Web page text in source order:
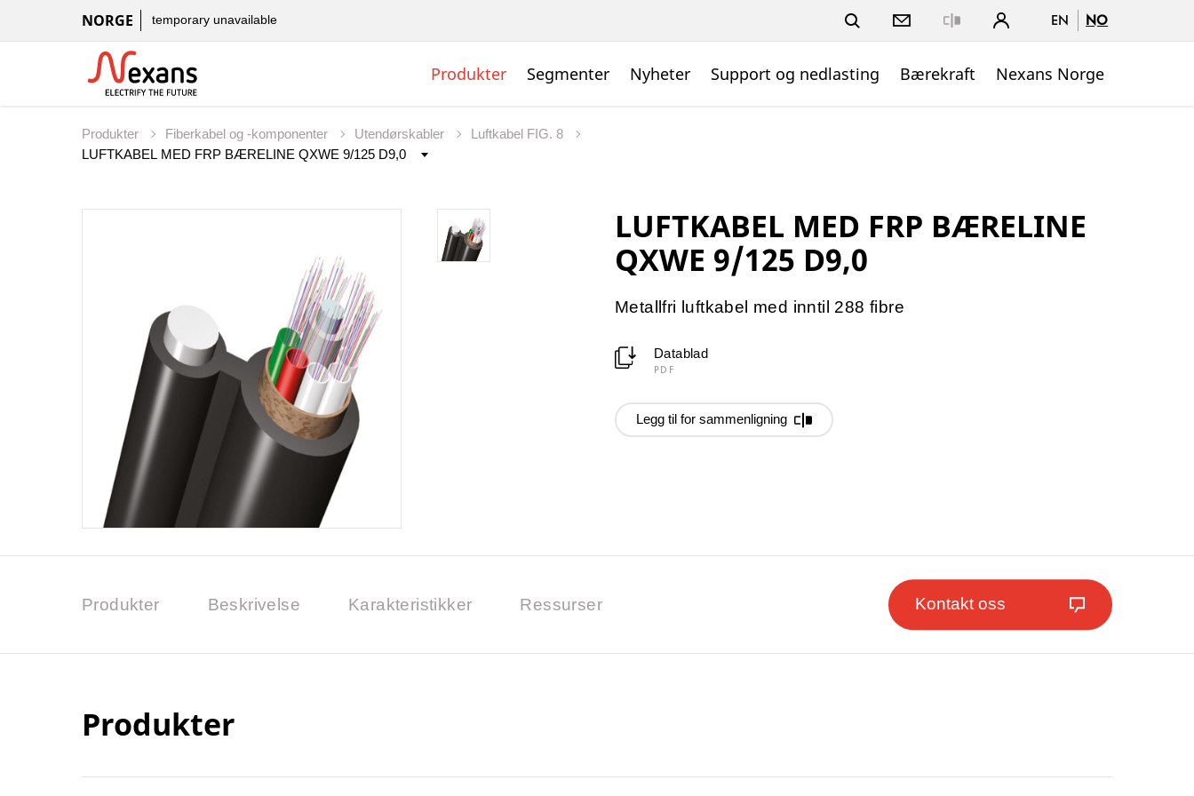
NORGE temporary unavailable EN NO
Produkter Segmenter Nyheter Support og nedlasting Bærekraft Nexans Norge
Produkter Fiberkabel og -komponenter Utendørskabler Luftkabel FIG. 8
LUFTKABEL MED FRP BÆRELINE
QXWE 9/125 D9,0
Metallfri luftkabel med inntil 288 fibre
Datablad
PDF
Legg til for sammenligning
Produkter Beskrivelse Karakteristikker Ressurser Kontakt oss
Produkter